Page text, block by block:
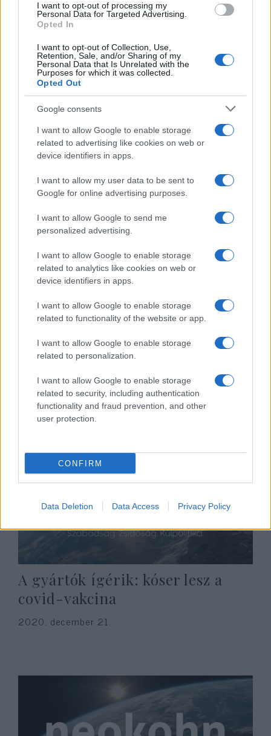
I want to opt-out of processing my
Personal Data for Targeted Advertising.
Opted In
I want to opt-out of Collection, Use,
Retention, Sale, and/or Sharing of my
Personal Data that Is Unrelated with the
Purposes for which it was collected.
Opted Out
Google consents
I want to allow Google to enable storage
related to advertising like cookies on web or
device identifiers in apps.
I want to allow my user data to be sent to
Google for online advertising purposes.
I want to allow Google to send me
personalized advertising.
I want to allow Google to enable storage
related to analytics like cookies on web or
device identifiers in apps.
I want to allow Google to enable storage
related to functionality of the website or app.
I want to allow Google to enable storage
related to personalization.
I want to allow Google to enable storage
related to security, including authentication
functionality and fraud prevention, and other
user protection.
CONFIRM
Data Deletion Data Access Privacy Policy
„Emancipáció a dzsihádban”
2020. december 21.
Antiszemitákkal való
együttműködésre ösztönzik Joe
Bident
2020. december 21.
A gyártók ígérik: kóser lesz a
covid-vakcina
2020. december 21.